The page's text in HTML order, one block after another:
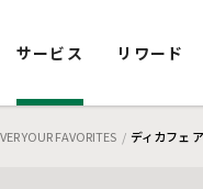
サービス リワード
YOUR FAVORITES ディカフェ